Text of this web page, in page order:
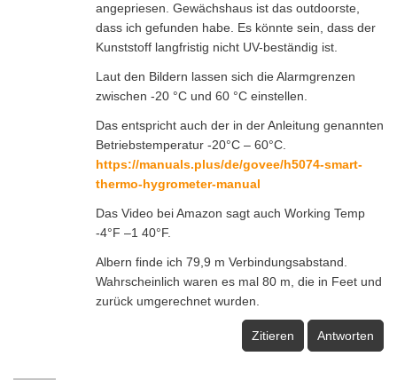
angepriesen. Gewächshaus ist das outdoorste,
dass ich gefunden habe. Es könnte sein, dass der
Kunststoff langfristig nicht UV-beständig ist.
Laut den Bildern lassen sich die Alarmgrenzen
zwischen -20 °C und 60 °C einstellen.
Das entspricht auch der in der Anleitung genannten
Betriebstemperatur -20°C – 60°C.
https://manuals.plus/de/govee/h5074-smart-
thermo-hygrometer-manual
Das Video bei Amazon sagt auch Working Temp
-4°F –1 40°F.
Albern finde ich 79,9 m Verbindungsabstand.
Wahrscheinlich waren es mal 80 m, die in Feet und
zurück umgerechnet wurden.
Zitieren Antworten